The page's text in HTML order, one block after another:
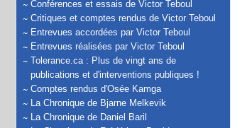
Conférences et essais de Victor Teboul
Critiques et comptes rendus de Victor Teboul
Entrevues accordées par Victor Teboul
Entrevues réalisées par Victor Teboul
Tolerance.ca : Plus de vingt ans de
publications et d'interventions publiques !
Comptes rendus d'Osée Kamga
La Chronique de Bjarne Melkevik
La Chronique de Daniel Baril